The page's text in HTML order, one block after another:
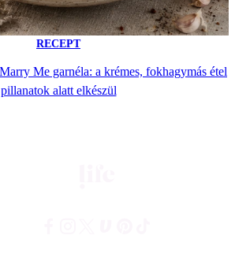
RECEPT
Me garnéla: a krémes, fokhagymás étel
pillanatok alatt elkészül